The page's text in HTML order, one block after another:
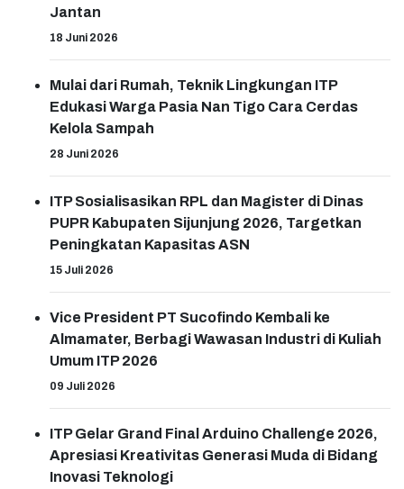
Jantan
18 Juni 2026
Mulai dari Rumah, Teknik Lingkungan ITP
Edukasi Warga Pasia Nan Tigo Cara Cerdas
Kelola Sampah
28 Juni 2026
ITP Sosialisasikan RPL dan Magister di Dinas
PUPR Kabupaten Sijunjung 2026, Targetkan
Peningkatan Kapasitas ASN
15 Juli 2026
Vice President PT Sucofindo Kembali ke
Almamater, Berbagi Wawasan Industri di Kuliah
Umum ITP 2026
09 Juli 2026
ITP Gelar Grand Final Arduino Challenge 2026,
Apresiasi Kreativitas Generasi Muda di Bidang
Inovasi Teknologi